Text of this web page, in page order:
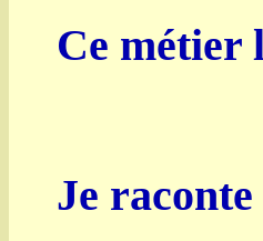
Ce métier
Je